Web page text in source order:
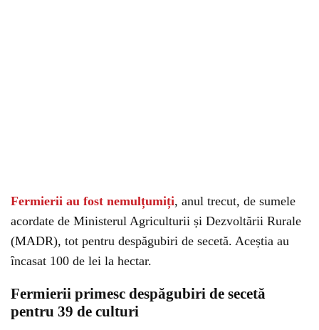
Fermierii au fost nemulțumiți, anul trecut, de sumele
acordate de Ministerul Agriculturii și Dezvoltării Rurale
(MADR), tot pentru despăgubiri de secetă. Aceștia au
încasat 100 de lei la hectar.
Fermierii primesc despăgubiri de secetă
pentru 39 de culturi